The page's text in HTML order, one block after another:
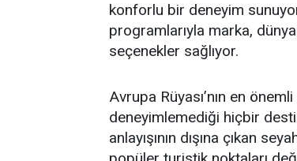
konforlu bir deneyim
programlarıyla marka,
seçenekler sağlıyor.
Avrupa Rüyası’nın en
deneyimlemediği hiçbir
anlayışının dışına çıkan